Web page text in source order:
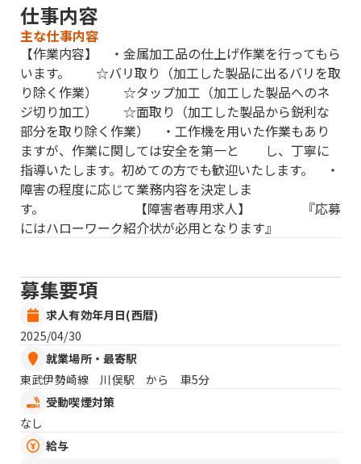
仕事内容
主な仕事内容
【作業内容】 ・金属加工品の仕上げ作業を行ってもら
います。 ☆バリ取り（加工した製品に出るバリを取
り除く作業） ☆タップ加工（加工した製品へのネ
ジ切り加工） ☆面取り（加工した製品から鋭利な
部分を取り除く作業） ・工作機を用いた作業もあり
ますが、作業に関しては安全を第一と し、丁寧に
指導いたします。初めての方でも歓迎いたします。 ・
障害の程度に応じて業務内容を決定しま
す。 【障害者専用求人】 『応募
にはハローワーク紹介状が必用となります』
募集要項
求人有効年月日(西暦)
2025/04/30
就業場所・最寄駅
東武伊勢崎線 川俣駅 から 車5分
受動喫煙対策
なし
給与